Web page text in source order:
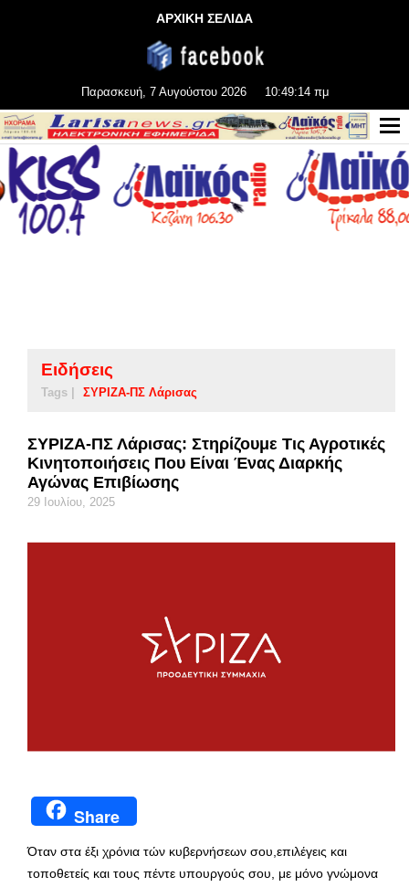
ΑΡΧΙΚΗ ΣΕΛΙΔΑ
Παρασκευή, 7 Αυγούστου 2026 10:49:14 πμ
Ειδήσεις
Tags | ΣΥΡΙΖΑ-ΠΣ Λάρισας
ΣΥΡΙΖΑ-ΠΣ Λάρισας: Στηρίζουμε Τις Αγροτικές
Κινητοποιήσεις Που Είναι Ένας Διαρκής
Αγώνας Επιβίωσης
29 Ιουλίου, 2025
Share
Όταν στα έξι χρόνια τών κυβερνήσεων σου,επιλέγεις και
τοποθετείς και τους πέντε υπουργούς σου, με μόνο γνώμονα